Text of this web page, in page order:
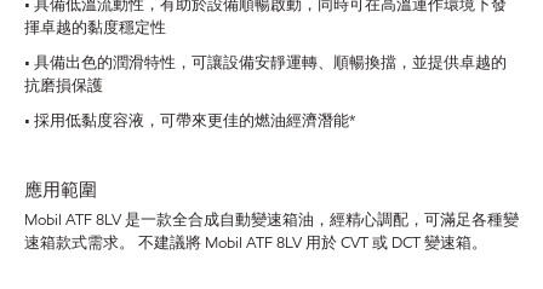
• 具備低溫流動性，有助於設備順暢啟動，同時可在高溫運作環境下發
揮卓越的黏度穩定性
• 具備出色的潤滑特性，可讓設備安靜運轉、順暢換擋，並提供卓越的
抗磨損保護
• 採用低黏度容液，可帶來更佳的燃油經濟潛能*
應用範圍
Mobil ATF 8LV 是一款全合成自動變速箱油，經精心調配，可滿足各種變
速箱款式需求。 不建議將 Mobil ATF 8LV 用於 CVT 或 DCT 變速箱。